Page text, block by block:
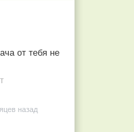
от тебя не
назад